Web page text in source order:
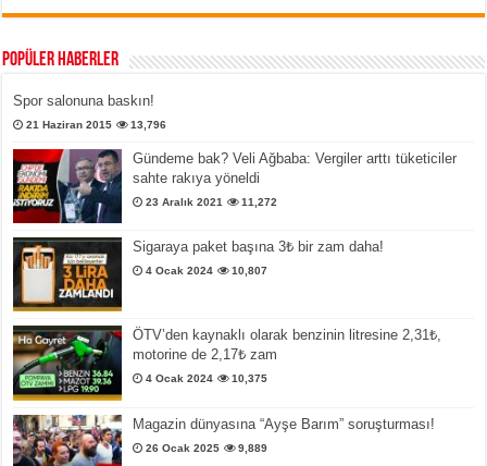
Popüler Haberler
Spor salonuna baskın!
21 Haziran 2015 13,796
Gündeme bak? Veli Ağbaba: Vergiler arttı tüketiciler
sahte rakıya yöneldi
23 Aralık 2021 11,272
Sigaraya paket başına 3₺ bir zam daha!
4 Ocak 2024 10,807
ÖTV’den kaynaklı olarak benzinin litresine 2,31₺,
motorine de 2,17₺ zam
4 Ocak 2024 10,375
Magazin dünyasına “Ayşe Barım” soruşturması!
26 Ocak 2025 9,889